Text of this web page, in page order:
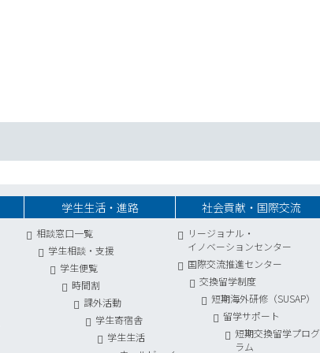
学生生活・進路
相談窓口一覧
学生相談・支援
学生便覧
時間割
課外活動
学生寄宿舎
学生生活
社会貢献・国際交流
リージョナル・
イノベーションセンター
国際交流推進センター
交換留学制度
短期海外研修（SUSAP）
留学サポート
短期交換留学プログ
ラム